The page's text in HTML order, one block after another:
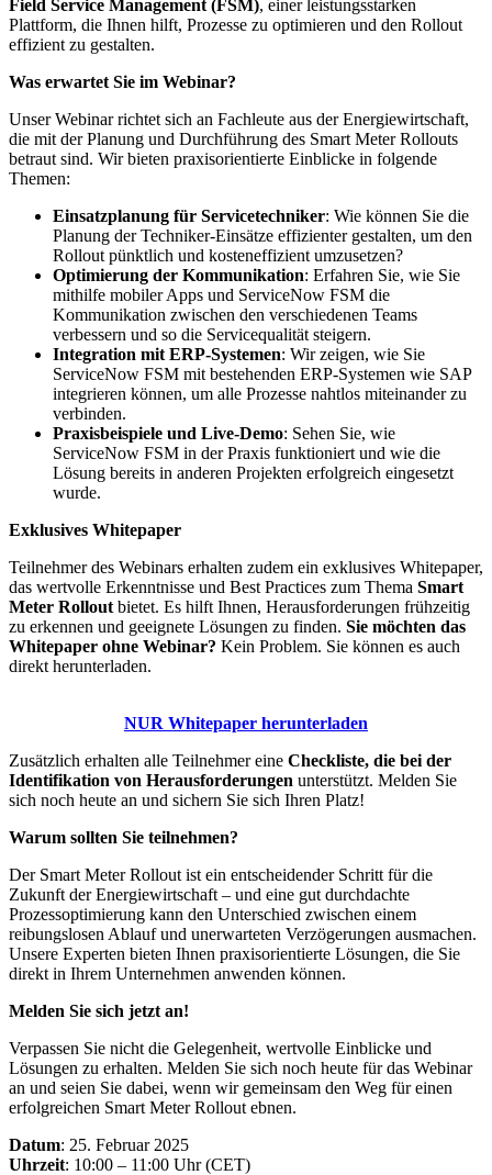
Field Service Management (FSM), einer leistungsstarken
Plattform, die Ihnen hilft, Prozesse zu optimieren und den Rollout
effizient zu gestalten.
Was erwartet Sie im Webinar?
Unser Webinar richtet sich an Fachleute aus der Energiewirtschaft,
die mit der Planung und Durchführung des Smart Meter Rollouts
betraut sind. Wir bieten praxisorientierte Einblicke in folgende
Themen:
Einsatzplanung für Servicetechniker: Wie können Sie die
Planung der Techniker-Einsätze effizienter gestalten, um den
Rollout pünktlich und kosteneffizient umzusetzen?
Optimierung der Kommunikation: Erfahren Sie, wie Sie
mithilfe mobiler Apps und ServiceNow FSM die
Kommunikation zwischen den verschiedenen Teams
verbessern und so die Servicequalität steigern.
Integration mit ERP-Systemen: Wir zeigen, wie Sie
ServiceNow FSM mit bestehenden ERP-Systemen wie SAP
integrieren können, um alle Prozesse nahtlos miteinander zu
verbinden.
Praxisbeispiele und Live-Demo: Sehen Sie, wie
ServiceNow FSM in der Praxis funktioniert und wie die
Lösung bereits in anderen Projekten erfolgreich eingesetzt
wurde.
Exklusives Whitepaper
Teilnehmer des Webinars erhalten zudem ein exklusives Whitepaper,
das wertvolle Erkenntnisse und Best Practices zum Thema Smart
Meter Rollout bietet. Es hilft Ihnen, Herausforderungen frühzeitig
zu erkennen und geeignete Lösungen zu finden. Sie möchten das
Whitepaper ohne Webinar? Kein Problem. Sie können es auch
direkt herunterladen.
NUR Whitepaper herunterladen
Zusätzlich erhalten alle Teilnehmer eine Checkliste, die bei der
Identifikation von Herausforderungen unterstützt. Melden Sie
sich noch heute an und sichern Sie sich Ihren Platz!
Warum sollten Sie teilnehmen?
Der Smart Meter Rollout ist ein entscheidender Schritt für die
Zukunft der Energiewirtschaft – und eine gut durchdachte
Prozessoptimierung kann den Unterschied zwischen einem
reibungslosen Ablauf und unerwarteten Verzögerungen ausmachen.
Unsere Experten bieten Ihnen praxisorientierte Lösungen, die Sie
direkt in Ihrem Unternehmen anwenden können.
Melden Sie sich jetzt an!
Verpassen Sie nicht die Gelegenheit, wertvolle Einblicke und
Lösungen zu erhalten. Melden Sie sich noch heute für das Webinar
an und seien Sie dabei, wenn wir gemeinsam den Weg für einen
erfolgreichen Smart Meter Rollout ebnen.
Datum: 25. Februar 2025
Uhrzeit: 10:00 – 11:00 Uhr (CET)